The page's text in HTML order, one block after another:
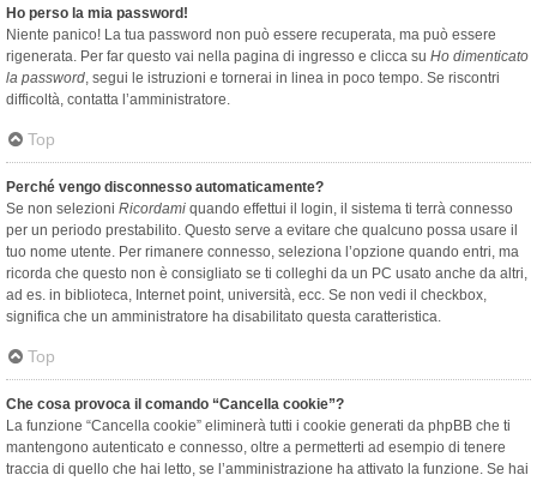
Ho perso la mia password!
Niente panico! La tua password non può essere recuperata, ma può essere
rigenerata. Per far questo vai nella pagina di ingresso e clicca su Ho dimenticato
la password, segui le istruzioni e tornerai in linea in poco tempo. Se riscontri
difficoltà, contatta l’amministratore.
Top
Perché vengo disconnesso automaticamente?
Se non selezioni Ricordami quando effettui il login, il sistema ti terrà connesso
per un periodo prestabilito. Questo serve a evitare che qualcuno possa usare il
tuo nome utente. Per rimanere connesso, seleziona l’opzione quando entri, ma
ricorda che questo non è consigliato se ti colleghi da un PC usato anche da altri,
ad es. in biblioteca, Internet point, università, ecc. Se non vedi il checkbox,
significa che un amministratore ha disabilitato questa caratteristica.
Top
Che cosa provoca il comando “Cancella cookie”?
La funzione “Cancella cookie” eliminerà tutti i cookie generati da phpBB che ti
mantengono autenticato e connesso, oltre a permetterti ad esempio di tenere
traccia di quello che hai letto, se l’amministrazione ha attivato la funzione. Se hai